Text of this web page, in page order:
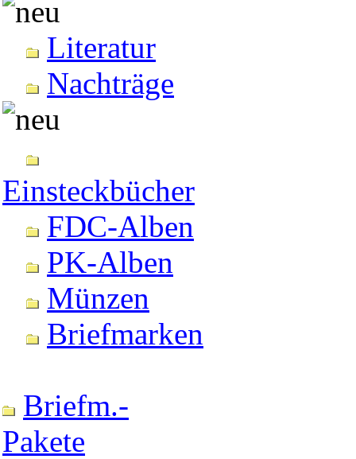
Literatur
Nachträge
Einsteckbücher
FDC-Alben
PK-Alben
Münzen
Briefmarken
Briefm.-
Pakete